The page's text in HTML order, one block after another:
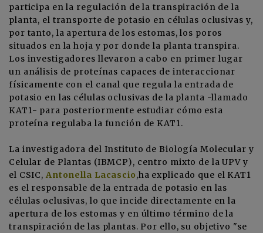
participa en la regulación de la transpiración de la
planta, el transporte de potasio en células oclusivas y,
por tanto, la apertura de los estomas, los poros
situados en la hoja y por donde la planta transpira.
Los investigadores llevaron a cabo en primer lugar
un análisis de proteínas capaces de interaccionar
físicamente con el canal que regula la entrada de
potasio en las células oclusivas de la planta -llamado
KAT1- para posteriormente estudiar cómo esta
proteína regulaba la función de KAT1.
La investigadora del Instituto de Biología Molecular y
Celular de Plantas (IBMCP), centro mixto de la UPV y
el CSIC, Antonella Lacascio,ha explicado que el KAT1
es el responsable de la entrada de potasio en las
células oclusivas, lo que incide directamente en la
apertura de los estomas y en último término de la
transpiración de las plantas. Por ello, su objetivo "se